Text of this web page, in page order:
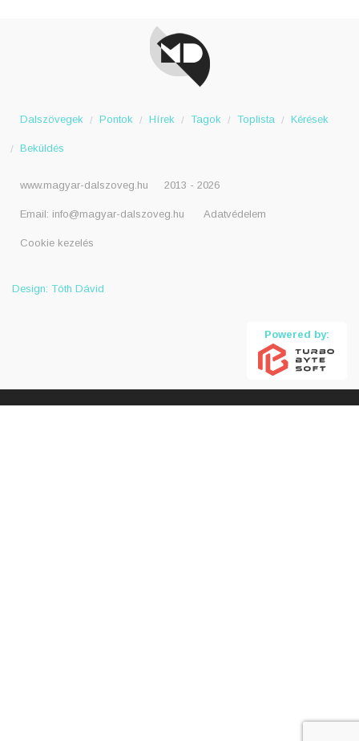
Dalszövegek Pontok Hírek Tagok Toplista Kérések
Beküldés
www.magyar-dalszoveg.hu 2013 - 2026
Email: info@magyar-dalszoveg.hu Adatvédelem
Cookie kezelés
Design: Tóth Dávid
Powered by: